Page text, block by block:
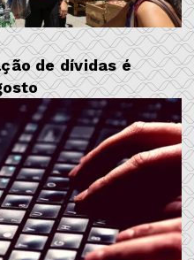
de dívidas é